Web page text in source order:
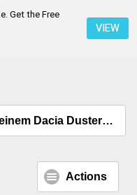
Get the Free
VIEW
Umfrage: Wann sollte bei einem Dacia Duster II, Adventure, 4WD, 150 PS Motor
Actions